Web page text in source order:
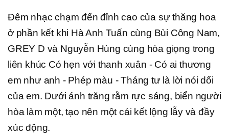
Đêm nhạc chạm đến đỉnh cao của sự thăng hoa
ở phần kết khi Hà Anh Tuấn cùng Bùi Công Nam,
GREY D và Nguyễn Hùng cùng hòa giọng trong
liên khúc Có hẹn với thanh xuân - Có ai thương
em như anh - Phép màu - Tháng tư là lời nói dối
của em. Dưới ánh trăng rằm rực sáng, biển người
hòa làm một, tạo nên một cái kết lộng lẫy và đầy
xúc động.